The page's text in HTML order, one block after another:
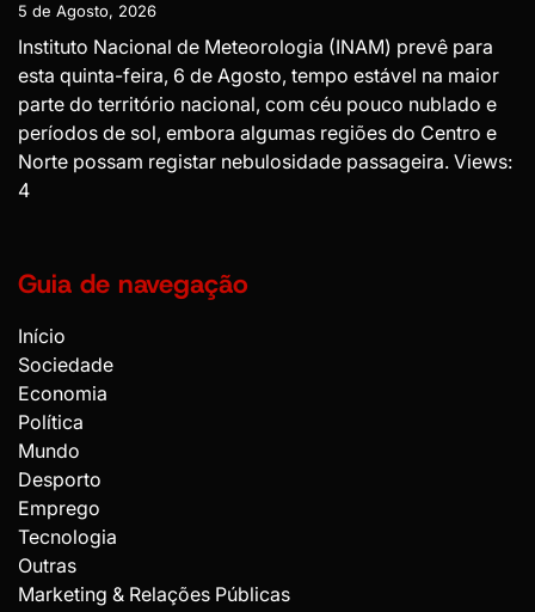
5 de Agosto, 2026
Instituto Nacional de Meteorologia (INAM) prevê para
esta quinta-feira, 6 de Agosto, tempo estável na maior
parte do território nacional, com céu pouco nublado e
períodos de sol, embora algumas regiões do Centro e
Norte possam registar nebulosidade passageira. Views:
4
Guia de navegação
Início
Sociedade
Economia
Política
Mundo
Desporto
Emprego
Tecnologia
Outras
Marketing & Relações Públicas